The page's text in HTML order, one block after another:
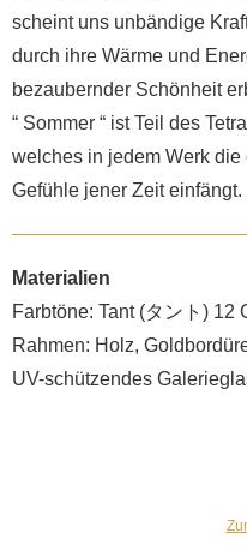
scheint uns unbändige
durch ihre Wärme und
bezaubernder Schönheit
“ Sommer “ ist Teil des
welches in jedem Werk
Gefühle jener Zeit einfängt.
Materialien
Farbtöne: Tant (タント) 12
Rahmen: Holz,
UV-schützendes